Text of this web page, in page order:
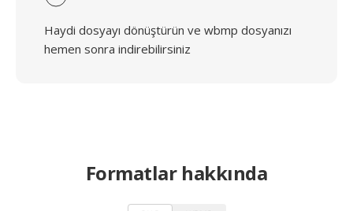
Haydi dosyayı dönüştürün ve wbmp dosyanızı
hemen sonra indirebilirsiniz
Formatlar hakkında